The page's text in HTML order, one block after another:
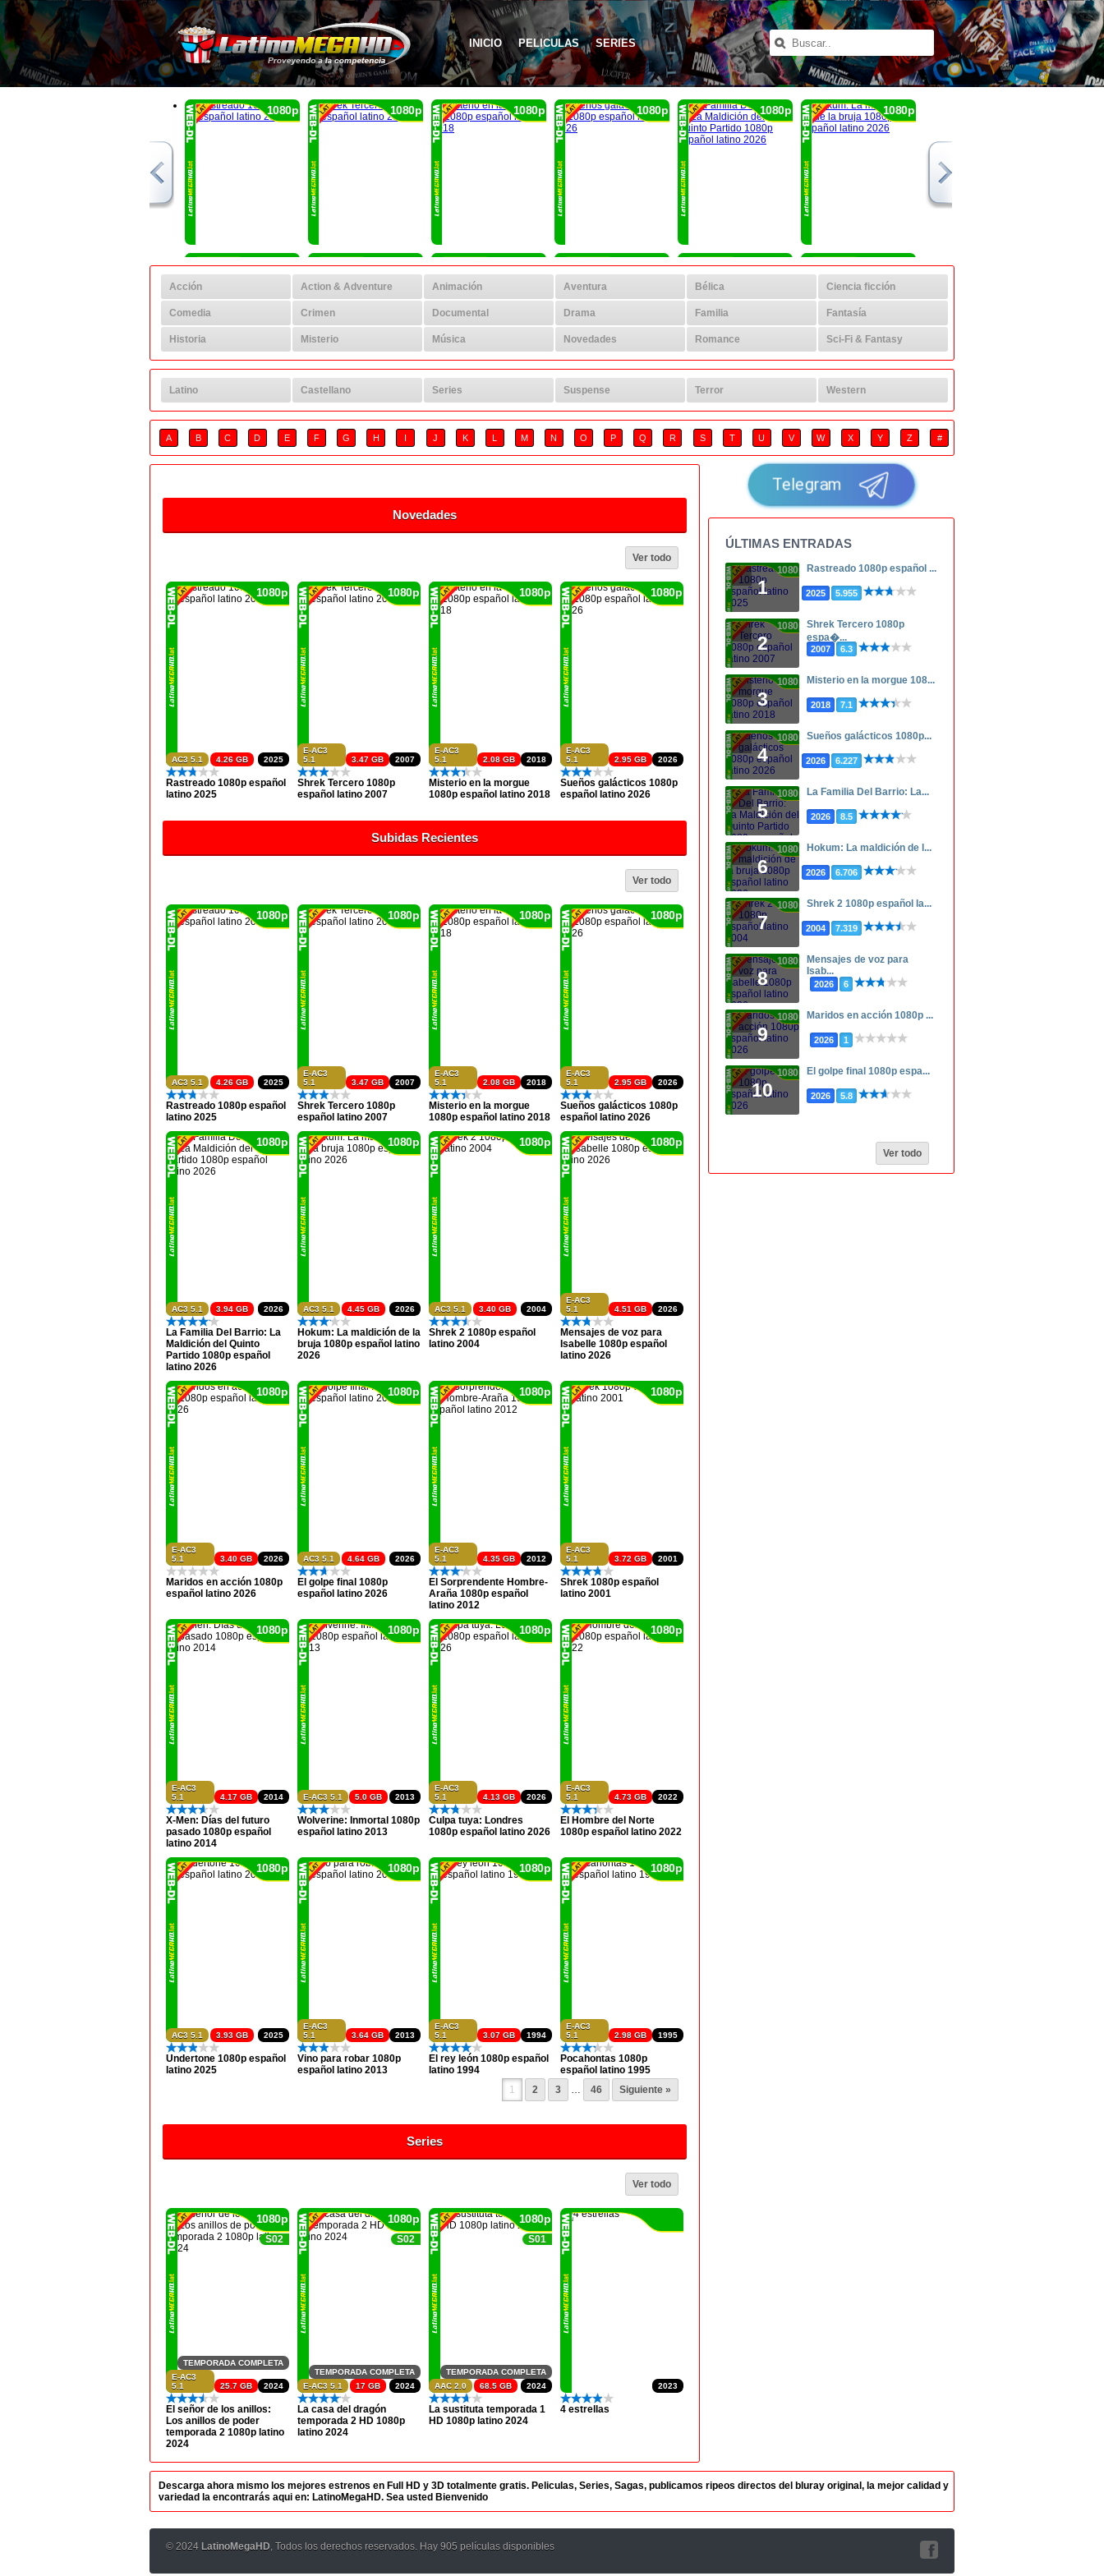
INICIO PELICULAS SERIES
1080p 1080p 1080p 1080p 1080p 1080p
1080p 1080p 1080p 1080p 1080p 1080p
1080p 1080p 1080p
Acción Action & Adventure Animación Aventura Bélica Ciencia ficción
Comedia Crimen Documental Drama Familia Fantasía
Historia Misterio Música Novedades Romance Sci-Fi & Fantasy
Latino Castellano Series Suspense Terror Western
A B C D E F G H I J K L M N O P Q R S T U V W X Y Z #
Novedades
Ver todo
AC3 5.1 2025
4.26 GB
1080p
Rastreado 1080p español
latino 2025
E-AC3
5.1
2007
3.47 GB
1080p
Shrek Tercero 1080p
español latino 2007
E-AC3
5.1
2018
2.08 GB
1080p
Misterio en la morgue
1080p español latino 2018
E-AC3
5.1
2026
2.95 GB
1080p
Sueños galácticos 1080p
español latino 2026
Subidas Recientes
Ver todo
AC3 5.1 2025
4.26 GB
1080p
Rastreado 1080p español
latino 2025
E-AC3
5.1
2007
3.47 GB
1080p
Shrek Tercero 1080p
español latino 2007
E-AC3
5.1
2018
2.08 GB
1080p
Misterio en la morgue
1080p español latino 2018
E-AC3
5.1
2026
2.95 GB
1080p
Sueños galácticos 1080p
español latino 2026
AC3 5.1 2026
3.94 GB
1080p
La Familia Del Barrio: La
Maldición del Quinto
Partido 1080p español
latino 2026
AC3 5.1 2026
4.45 GB
1080p
Hokum: La maldición de la
bruja 1080p español latino
2026
AC3 5.1 2004
3.40 GB
1080p
Shrek 2 1080p español
latino 2004
E-AC3
5.1
2026
4.51 GB
1080p
Mensajes de voz para
Isabelle 1080p español
latino 2026
E-AC3
5.1
2026
3.40 GB
1080p
Maridos en acción 1080p
español latino 2026
AC3 5.1 2026
4.64 GB
1080p
El golpe final 1080p
español latino 2026
E-AC3
5.1
2012
4.35 GB
1080p
El Sorprendente Hombre-
Araña 1080p español
latino 2012
E-AC3
5.1
2001
3.72 GB
1080p
Shrek 1080p español
latino 2001
E-AC3
5.1
2014
4.17 GB
1080p
X-Men: Días del futuro
pasado 1080p español
latino 2014
E-AC3 5.1 2013
5.0 GB
1080p
Wolverine: Inmortal 1080p
español latino 2013
E-AC3
5.1
2026
4.13 GB
1080p
Culpa tuya: Londres
1080p español latino 2026
E-AC3
5.1
2022
4.73 GB
1080p
El Hombre del Norte
1080p español latino 2022
AC3 5.1 2025
3.93 GB
1080p
Undertone 1080p español
latino 2025
E-AC3
5.1
2013
3.64 GB
1080p
Vino para robar 1080p
español latino 2013
E-AC3
5.1
1994
3.07 GB
1080p
El rey león 1080p español
latino 1994
E-AC3
5.1
1995
2.98 GB
1080p
Pocahontas 1080p
español latino 1995
1
2 3 … 46 Siguiente »
Series
Ver todo
E-AC3
5.1
2024
25.7 GB
S02
TEMPORADA COMPLETA
1080p
El señor de los anillos:
Los anillos de poder
temporada 2 1080p latino
2024
E-AC3 5.1 2024
17 GB
S02
TEMPORADA COMPLETA
1080p
La casa del dragón
temporada 2 HD 1080p
latino 2024
AAC 2.0 2024
68.5 GB
S01
TEMPORADA COMPLETA
1080p
La sustituta temporada 1
HD 1080p latino 2024
2023
4 estrellas
Telegram
ÚLTIMAS ENTRADAS
1
1080p Rastreado 1080p español ...
2025 5.955
2
1080p
Shrek Tercero 1080p
espa�...
2007 6.3
3
1080p Misterio en la morgue 108...
2018 7.1
4
1080p Sueños galácticos 1080p...
2026 6.227
5
1080p La Familia Del Barrio: La...
2026 8.5
6
1080p Hokum: La maldición de l...
2026 6.706
7
1080p Shrek 2 1080p español la...
2004 7.319
8
1080p
Mensajes de voz para
Isab...
2026 6
9
1080p Maridos en acción 1080p ...
2026 1
10
1080p El golpe final 1080p espa...
2026 5.8
Ver todo
Descarga ahora mismo los mejores estrenos en Full HD y 3D totalmente gratis. Peliculas, Series, Sagas, publicamos ripeos directos del bluray original, la mejor calidad y
variedad la encontrarás aqui en: LatinoMegaHD. Sea usted Bienvenido
© 2024 LatinoMegaHD, Todos los derechos reservados. Hay 905 películas disponibles